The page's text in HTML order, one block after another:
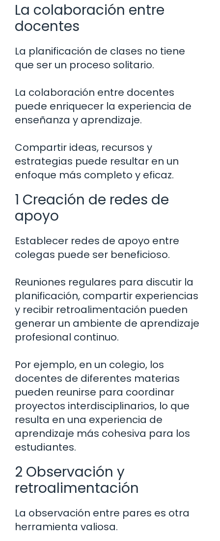
La colaboración entre
docentes
La planificación de clases no tiene
que ser un proceso solitario.
La colaboración entre docentes
puede enriquecer la experiencia de
enseñanza y aprendizaje.
Compartir ideas, recursos y
estrategias puede resultar en un
enfoque más completo y eficaz.
1 Creación de redes de
apoyo
Establecer redes de apoyo entre
colegas puede ser beneficioso.
Reuniones regulares para discutir la
planificación, compartir experiencias
y recibir retroalimentación pueden
generar un ambiente de aprendizaje
profesional continuo.
Por ejemplo, en un colegio, los
docentes de diferentes materias
pueden reunirse para coordinar
proyectos interdisciplinarios, lo que
resulta en una experiencia de
aprendizaje más cohesiva para los
estudiantes.
2 Observación y
retroalimentación
La observación entre pares es otra
herramienta valiosa.